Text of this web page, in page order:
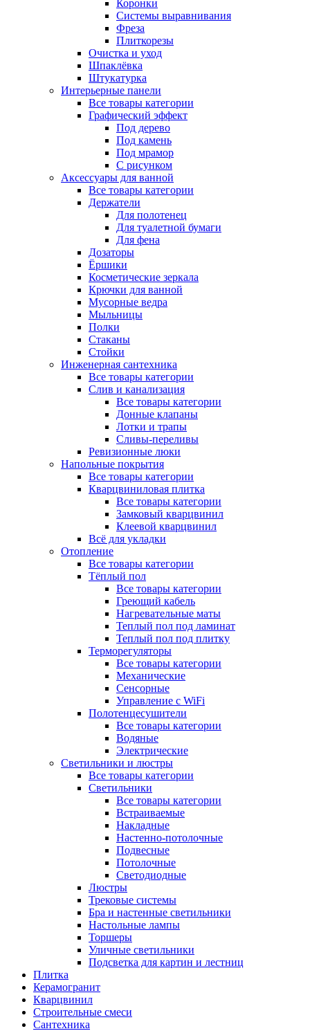
Коронки
Системы выравнивания
Фреза
Плиткорезы
Очистка и уход
Шпаклёвка
Штукатурка
Интерьерные панели
Все товары категории
Графический эффект
Под дерево
Под камень
Под мрамор
С рисунком
Аксессуары для ванной
Все товары категории
Держатели
Для полотенец
Для туалетной бумаги
Для фена
Дозаторы
Ёршики
Косметические зеркала
Крючки для ванной
Мусорные ведра
Мыльницы
Полки
Стаканы
Стойки
Инженерная сантехника
Все товары категории
Слив и канализация
Все товары категории
Донные клапаны
Лотки и трапы
Сливы-переливы
Ревизионные люки
Напольные покрытия
Все товары категории
Кварцвиниловая плитка
Все товары категории
Замковый кварцвинил
Клеевой кварцвинил
Всё для укладки
Отопление
Все товары категории
Тёплый пол
Все товары категории
Греющий кабель
Нагревательные маты
Теплый пол под ламинат
Теплый пол под плитку
Терморегуляторы
Все товары категории
Механические
Сенсорные
Управление с WiFi
Полотенцесушители
Все товары категории
Водяные
Электрические
Светильники и люстры
Все товары категории
Светильники
Все товары категории
Встраиваемые
Накладные
Настенно-потолочные
Подвесные
Потолочные
Светодиодные
Люстры
Трековые системы
Бра и настенные светильники
Настольные лампы
Торшеры
Уличные светильники
Подсветка для картин и лестниц
Плитка
Керамогранит
Кварцвинил
Строительные смеси
Сантехника